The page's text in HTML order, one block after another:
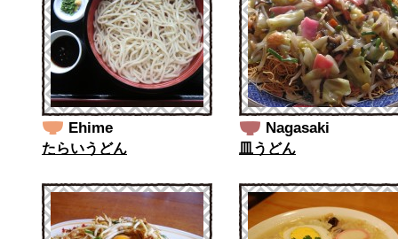
Ehime
たらいうどん
Nagasaki
皿うどん